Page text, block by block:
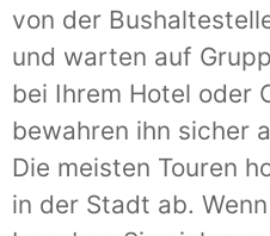
von der
und warten auf
bei Ihrem Hotel oder
bewahren ihn sicher
Die meisten Touren
in der Stadt ab.